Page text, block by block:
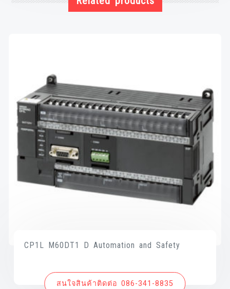
CP1L M60DT1 D Automation and Safety
สนใจสินค้าติดต่อ 086-341-8835